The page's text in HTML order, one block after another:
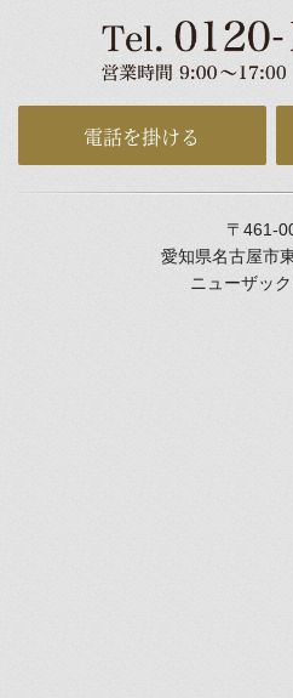
電話を掛ける
〒461-
愛知県名古屋市
ニューザッ